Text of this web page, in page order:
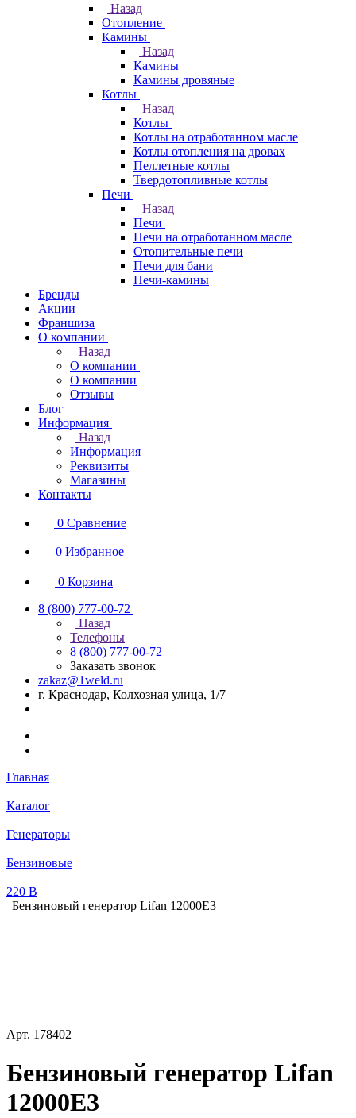
Назад
Отопление
Камины
Назад
Камины
Камины дровяные
Котлы
Назад
Котлы
Котлы на отработанном масле
Котлы отопления на дровах
Пеллетные котлы
Твердотопливные котлы
Печи
Назад
Печи
Печи на отработанном масле
Отопительные печи
Печи для бани
Печи-камины
Бренды
Акции
Франшиза
О компании
Назад
О компании
О компании
Отзывы
Блог
Информация
Назад
Информация
Реквизиты
Магазины
Контакты
0 Сравнение
0 Избранное
0 Корзина
8 (800) 777-00-72
Назад
Телефоны
8 (800) 777-00-72
Заказать звонок
zakaz@1weld.ru
г. Краснодар, Колхозная улица, 1/7
Главная
Каталог
Генераторы
Бензиновые
220 В
Бензиновый генератор Lifan 12000E3
Арт. 178402
Бензиновый генератор Lifan
12000E3